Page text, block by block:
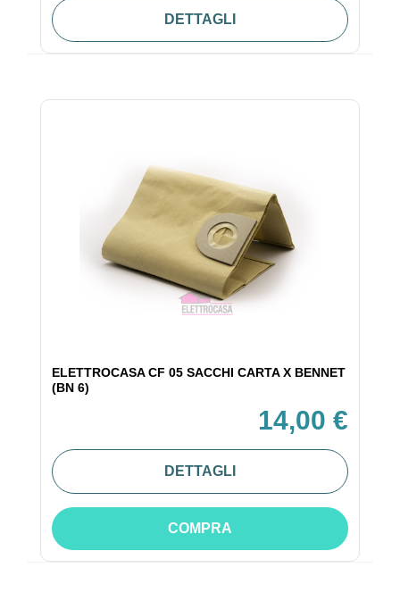
DETTAGLI
ELETTROCASA CF 05 SACCHI CARTA X BENNET
(BN 6)
14,00 €
DETTAGLI
COMPRA